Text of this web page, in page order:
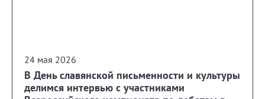
24 мая 2026
В День славянской письменности и культуры
делимся интервью с участниками